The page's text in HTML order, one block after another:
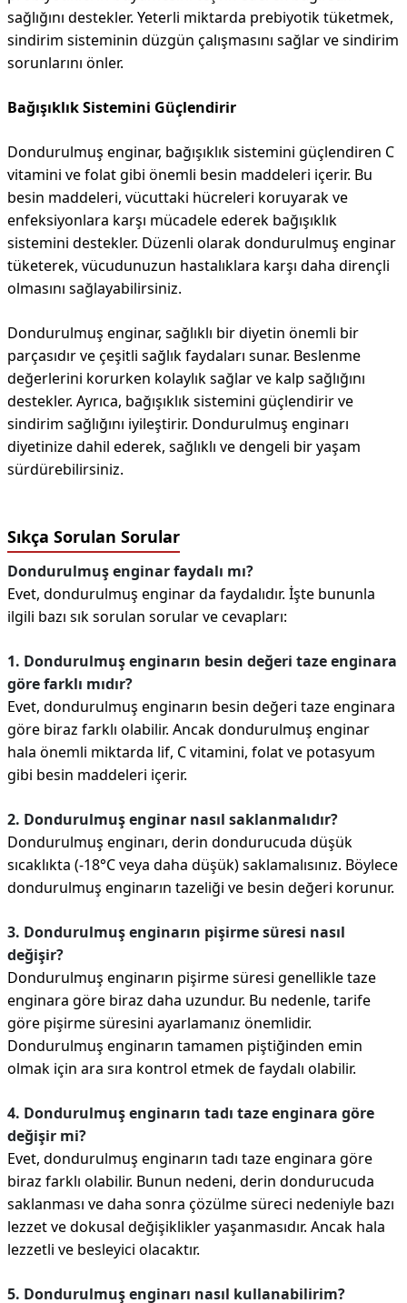
sağlığını destekler. Yeterli miktarda prebiyotik tüketmek,
sindirim sisteminin düzgün çalışmasını sağlar ve sindirim
sorunlarını önler.
Bağışıklık Sistemini Güçlendirir
Dondurulmuş enginar, bağışıklık sistemini güçlendiren C
vitamini ve folat gibi önemli besin maddeleri içerir. Bu
besin maddeleri, vücuttaki hücreleri koruyarak ve
enfeksiyonlara karşı mücadele ederek bağışıklık
sistemini destekler. Düzenli olarak dondurulmuş enginar
tüketerek, vücudunuzun hastalıklara karşı daha dirençli
olmasını sağlayabilirsiniz.
Dondurulmuş enginar, sağlıklı bir diyetin önemli bir
parçasıdır ve çeşitli sağlık faydaları sunar. Beslenme
değerlerini korurken kolaylık sağlar ve kalp sağlığını
destekler. Ayrıca, bağışıklık sistemini güçlendirir ve
sindirim sağlığını iyileştirir. Dondurulmuş enginarı
diyetinize dahil ederek, sağlıklı ve dengeli bir yaşam
sürdürebilirsiniz.
Sıkça Sorulan Sorular
Dondurulmuş enginar faydalı mı?
Evet, dondurulmuş enginar da faydalıdır. İşte bununla
ilgili bazı sık sorulan sorular ve cevapları:
1. Dondurulmuş enginarın besin değeri taze enginara
göre farklı mıdır?
Evet, dondurulmuş enginarın besin değeri taze enginara
göre biraz farklı olabilir. Ancak dondurulmuş enginar
hala önemli miktarda lif, C vitamini, folat ve potasyum
gibi besin maddeleri içerir.
2. Dondurulmuş enginar nasıl saklanmalıdır?
Dondurulmuş enginarı, derin dondurucuda düşük
sıcaklıkta (-18°C veya daha düşük) saklamalısınız. Böylece
dondurulmuş enginarın tazeliği ve besin değeri korunur.
3. Dondurulmuş enginarın pişirme süresi nasıl
değişir?
Dondurulmuş enginarın pişirme süresi genellikle taze
enginara göre biraz daha uzundur. Bu nedenle, tarife
göre pişirme süresini ayarlamanız önemlidir.
Dondurulmuş enginarın tamamen piştiğinden emin
olmak için ara sıra kontrol etmek de faydalı olabilir.
4. Dondurulmuş enginarın tadı taze enginara göre
değişir mi?
Evet, dondurulmuş enginarın tadı taze enginara göre
biraz farklı olabilir. Bunun nedeni, derin dondurucuda
saklanması ve daha sonra çözülme süreci nedeniyle bazı
lezzet ve dokusal değişiklikler yaşanmasıdır. Ancak hala
lezzetli ve besleyici olacaktır.
5. Dondurulmuş enginarı nasıl kullanabilirim?